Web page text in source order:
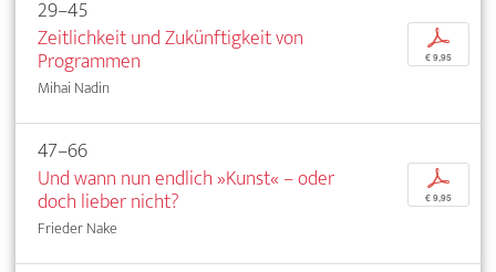
29–45
Zeitlichkeit und Zukünftigkeit von
Programmen
Mihai Nadin
p
€ 9,95
47–66
Und wann nun endlich »Kunst« – oder
doch lieber nicht?
Frieder Nake
p
€ 9,95